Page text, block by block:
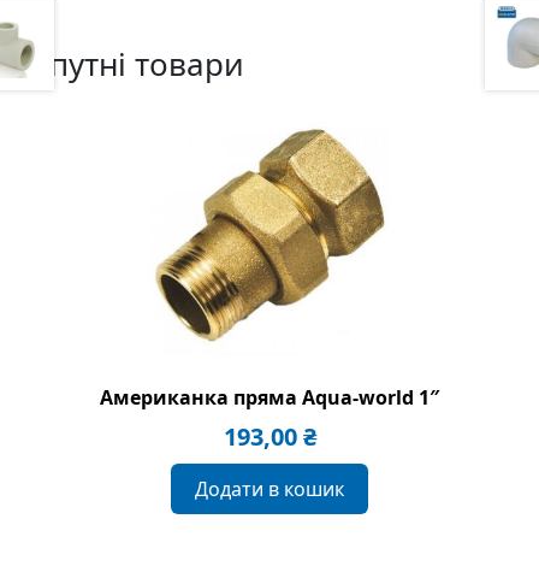
Супутні товари
Американка пряма Aqua-world 1″
193,00₴
Додати в кошик